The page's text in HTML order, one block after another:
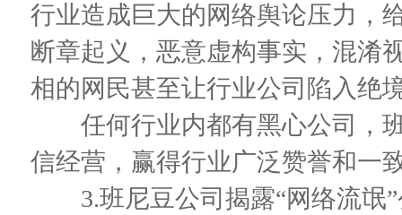
行业造成巨大的网络舆论压力，
断章起义，恶意虚构事实，混淆
相的网民甚至让行业公司陷入绝
任何行业内都有黑心公司，班
信经营，赢得行业广泛赞誉和一
3.班尼豆公司揭露“网络流氓”